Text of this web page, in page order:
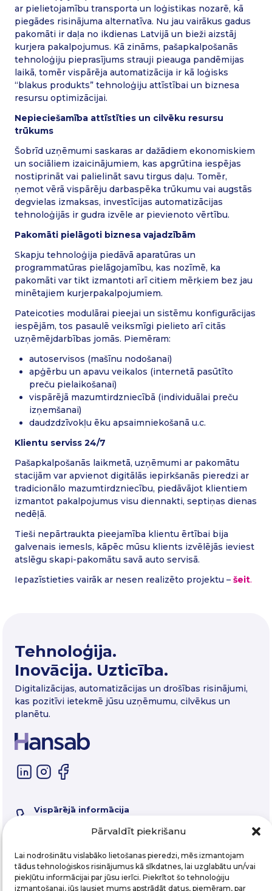
Pārvaldīt piekrišanu
Lai nodrošinātu vislabāko lietošanas pieredzi, mēs izmantojam
tādus tehnoloģiskos risinājumus kā sīkdatnes, lai uzglabātu un/vai
piekļūtu informācijai par jūsu ierīci. Piekrītot šo tehnoloģiju
izmantošanai, jūs ļausiet mums apstrādāt datus, piemēram, par
ar pielietojamību transporta un loģistikas nozarē, kā
piegādes risinājuma alternatīva. Nu jau vairākus gadus
pakomāti ir daļa no ikdienas Latvijā un bieži aizstāj
kurjera pakalpojumus. Kā zināms, pašapkalpošanās
tehnoloģiju pieprasījums strauji pieauga pandēmijas
laikā, tomēr vispārēja automatizācija ir kā loģisks
“blakus produkts” tehnoloģiju attīstībai un biznesa
resursu optimizācijai.
Nepieciešamība attīstīties un cilvēku resursu
trūkums
Šobrīd uzņēmumi saskaras ar dažādiem ekonomiskiem
un sociāliem izaicinājumiem, kas apgrūtina iespējas
nostiprināt vai palielināt savu tirgus daļu. Tomēr,
ņemot vērā vispārēju darbaspēka trūkumu vai augstās
degvielas izmaksas, investīcijas automatizācijas
tehnoloģijās ir gudra izvēle ar pievienoto vērtību.
Pakomāti pielāgoti biznesa vajadzībām
Skapju tehnoloģija piedāvā aparatūras un
programmatūras pielāgojamību, kas nozīmē, ka
pakomāti var tikt izmantoti arī citiem mērķiem bez jau
minētajiem kurjerpakalpojumiem.
Pateicoties modulārai pieejai un sistēmu konfigurācijas
iespējām, tos pasaulē veiksmīgi pielieto arī citās
uzņēmējdarbības jomās. Piemēram:
autoservisos (mašīnu nodošanai)
apģērbu un apavu veikalos (internetā pasūtīto
preču pielaikošanai)
vispārējā mazumtirdzniecībā (individuālai preču
izņemšanai)
daudzdzīvokļu ēku apsaimniekošanā u.c.
Klientu serviss 24/7
Pašapkalpošanās laikmetā, uzņēmumi ar pakomātu
stacijām var apvienot digitālās iepirkšanās pieredzi ar
tradicionālo mazumtirdzniecību, piedāvājot klientiem
izmantot pakalpojumus visu diennakti, septiņas dienas
nedēļā.
Tieši nepārtraukta pieejamība klientu ērtībai bija
galvenais iemesls, kāpēc mūsu klients izvēlējās ieviest
atslēgu skapi-pakomātu savā auto servisā.
Iepazīstieties vairāk ar nesen realizēto projektu – šeit.
Tehnoloģija.
Inovācija. Uzticība.
Digitalizācijas, automatizācijas un drošības risinājumi,
kas pozitīvi ietekmē jūsu uzņēmumu, cilvēkus un
planētu.
Vispārējā informācija
Servisa tālrunis
E-pasts
hansab@hansab.lv